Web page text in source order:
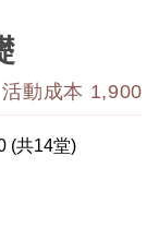
活動成本 1,900
(共14堂)